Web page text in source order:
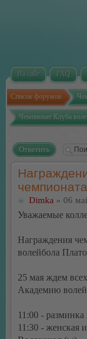
На сайт FAQ
Список форумов
Чемпионат Клуба
Ответить
Dimka » 06
Уважаемые
Награждения
волейбола
25 мая ждем
Академию
11:00 -
11:30 -